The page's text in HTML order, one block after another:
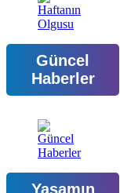
Güncel
Haberler
Yaşamın